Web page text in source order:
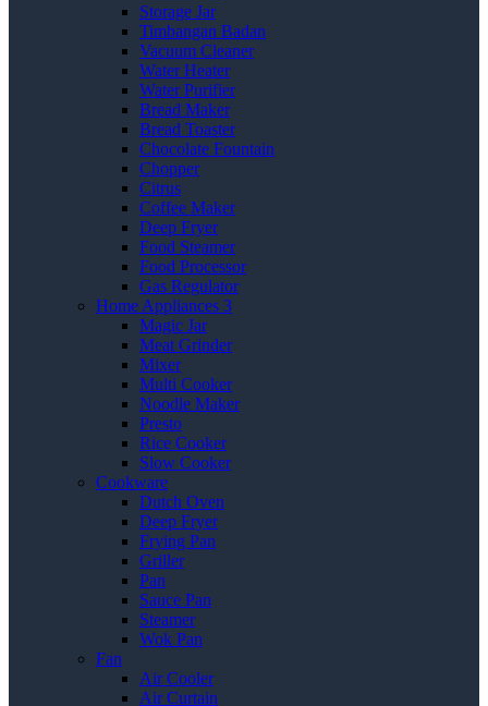
Storage Jar
Timbangan Badan
Vacuum Cleaner
Water Heater
Water Purifier
Bread Maker
Bread Toaster
Chocolate Fountain
Chopper
Citrus
Coffee Maker
Deep Fryer
Food Steamer
Food Processor
Gas Regulator
Home Appliances 3
Magic Jar
Meat Grinder
Mixer
Multi Cooker
Noodle Maker
Presto
Rice Cooker
Slow Cooker
Cookware
Dutch Oven
Deep Fryer
Frying Pan
Griller
Pan
Sauce Pan
Steamer
Wok Pan
Fan
Air Cooler
Air Curtain